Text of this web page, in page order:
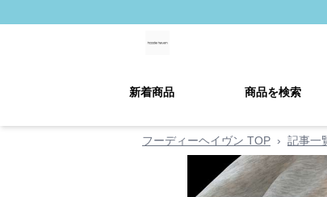
新着商品 商品を検索
フーディーヘイヴン TOP › 記事一